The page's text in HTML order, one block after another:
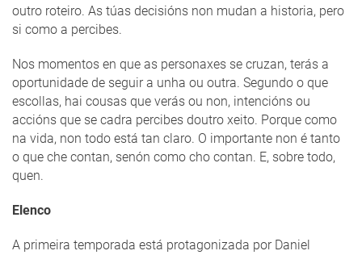
outro roteiro. As túas decisións non mudan a historia, pero
si como a percibes.
Nos momentos en que as personaxes se cruzan, terás a
oportunidade de seguir a unha ou outra. Segundo o que
escollas, hai cousas que verás ou non, intencións ou
accións que se cadra percibes doutro xeito. Porque como
na vida, non todo está tan claro. O importante non é tanto
o que che contan, senón como cho contan. E, sobre todo,
quen.
Elenco
A primeira temporada está protagonizada por Daniel